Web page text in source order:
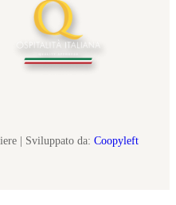
| Sviluppato da: Coopyleft